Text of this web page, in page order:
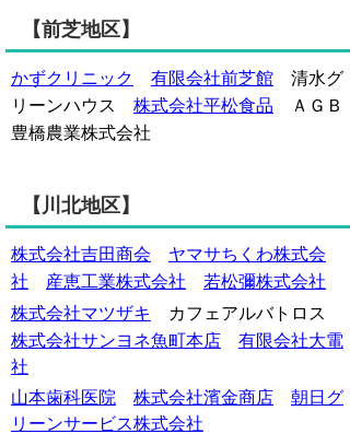
【前芝地区】
かずクリニック 有限会社前芝館 清水グ
リーンハウス 株式会社平松食品 ＡＧＢ
豊橋農業株式会社
【川北地区】
株式会社吉田商会
ヤマサちくわ株式会
社
産恵工業株式会社
若松彌株式会社
株式会社マツザキ
カフェアルバトロス
株式会社サンヨネ魚町本店
有限会社大電
社
山本歯科医院
株式会社濱金商店
朝日グ
リーンサービス株式会社